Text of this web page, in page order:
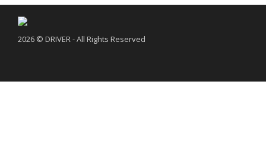
2026 © DRIVER - All Rights Reserved